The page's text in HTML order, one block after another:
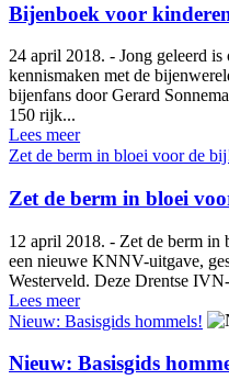
Bijenboek voor
24 april 2018. - Jong geleerd
kennismaken met de
bijenfans door Gerard
150 rijk...
Lees meer
Zet de berm in bloei voor de
Zet de berm in bloei
12 april 2018. - Zet de berm
een nieuwe KNNV-uitgave,
Westerveld. Deze Drentse
Lees meer
Nieuw: Basisgids hommels!
Nieuw: Basisgids